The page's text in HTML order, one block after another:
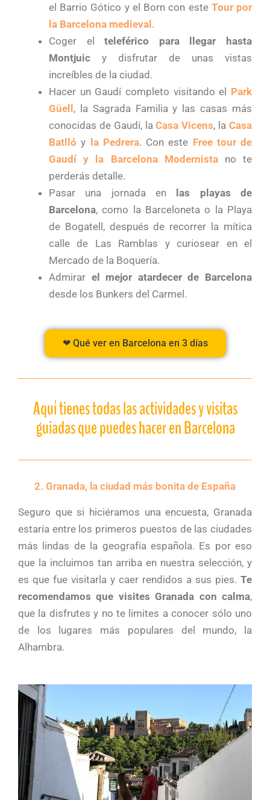
el Barrio Gótico y el Born con este Tour por
la Barcelona medieval.
Coger elteleférico para llegar hasta
Montjuic y disfrutar de unas vistas
increíbles de la ciudad.
Hacer un Gaudí completo visitando el Park
Güell, la Sagrada Familia y las casas más
conocidas de Gaudí, laCasa Vicens, laCasa
Batlló y la Pedrera. Con este Free tour de
Gaudí y la Barcelona Modernistano te
perderás detalle.
Pasar una jornada en las playas de
Barcelona, como la Barceloneta o la Playa
de Bogatell, después de recorrer la mítica
calle de Las Ramblas y curiosear en el
Mercado de la Boquería.
Admirar el mejor atardecer de Barcelona
desde los Bunkers del Carmel.
❤ Qué ver en Barcelona en 3 días
Aquí tienes todas las actividades y visitas
guiadas que puedes hacer en Barcelona
2. Granada, la ciudad más bonita de España
Seguro que si hiciéramos una encuesta, Granada
estaría entre los primeros puestos de las ciudades
más lindas de la geografía española. Es por eso
que la incluimos tan arriba en nuestra selección, y
es que fue visitarla y caer rendidos a sus pies. Te
recomendamos que visites Granada con calma,
que la disfrutes y no te limites a conocer sólo uno
de los lugares más populares del mundo, la
Alhambra.